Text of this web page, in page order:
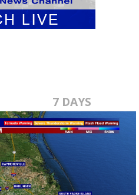
7 DAYS